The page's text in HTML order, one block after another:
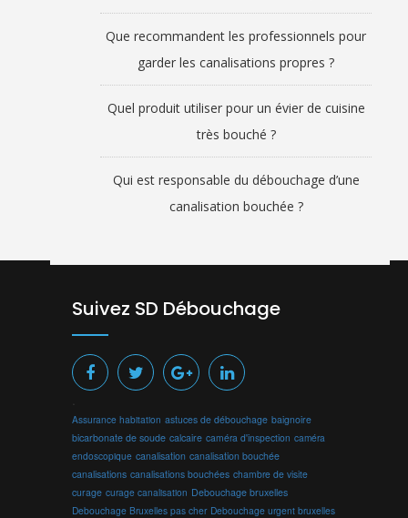
Que recommandent les professionnels pour
garder les canalisations propres ?
Quel produit utiliser pour un évier de cuisine
très bouché ?
Qui est responsable du débouchage d’une
canalisation bouchée ?
Suivez SD Débouchage
Assurance habitation astuces de débouchage baignoire
bicarbonate de soude calcaire caméra d'inspection caméra
endoscopique canalisation canalisation bouchée
canalisations canalisations bouchées chambre de visite
curage curage canalisation Debouchage bruxelles
Debouchage Bruxelles pas cher Debouchage urgent bruxelles